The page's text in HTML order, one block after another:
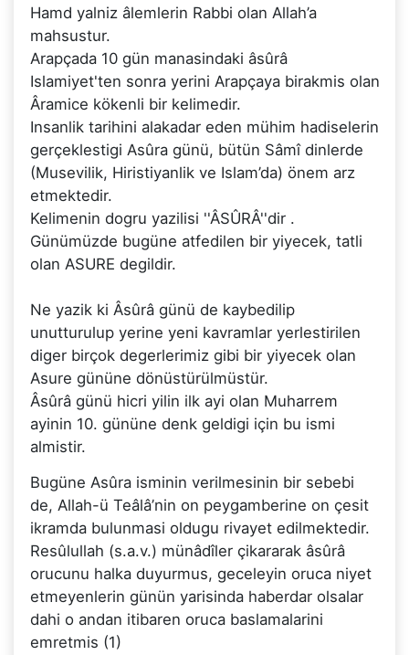
Hamd yalniz âlemlerin Rabbi olan Allah’a
mahsustur.
Arapçada 10 gün manasindaki âsûrâ
Islamiyet'ten sonra yerini Arapçaya birakmis olan
Âramice kökenli bir kelimedir.
Insanlik tarihini alakadar eden mühim hadiselerin
gerçeklestigi Asûra günü, bütün Sâmî dinlerde
(Musevilik, Hiristiyanlik ve Islam’da) önem arz
etmektedir.
Kelimenin dogru yazilisi ''ÂSÛRÂ''dir .
Günümüzde bugüne atfedilen bir yiyecek, tatli
olan ASURE degildir.
Ne yazik ki Âsûrâ günü de kaybedilip
unutturulup yerine yeni kavramlar yerlestirilen
diger birçok degerlerimiz gibi bir yiyecek olan
Asure gününe dönüstürülmüstür.
Âsûrâ günü hicri yilin ilk ayi olan Muharrem
ayinin 10. gününe denk geldigi için bu ismi
almistir.
Bugüne Asûra isminin verilmesinin bir sebebi
de, Allah-ü Teâlâ’nin on peygamberine on çesit
ikramda bulunmasi oldugu rivayet edilmektedir.
Resûlullah (s.a.v.) münâdîler çikararak âsûrâ
orucunu halka duyurmus, geceleyin oruca niyet
etmeyenlerin günün yarisinda haberdar olsalar
dahi o andan itibaren oruca baslamalarini
emretmis (1)